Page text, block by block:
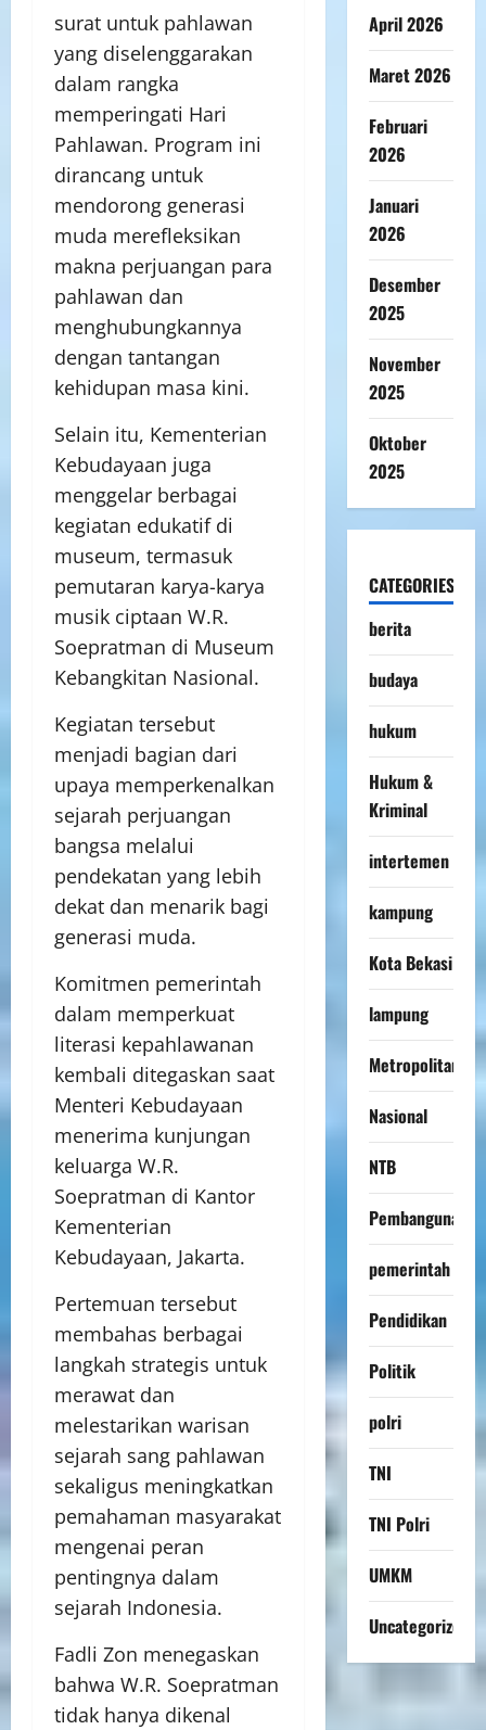
surat untuk pahlawan
yang diselenggarakan
dalam rangka
memperingati Hari
Pahlawan. Program ini
dirancang untuk
mendorong generasi
muda merefleksikan
makna perjuangan para
pahlawan dan
menghubungkannya
dengan tantangan
kehidupan masa kini.
Selain itu, Kementerian
Kebudayaan juga
menggelar berbagai
kegiatan edukatif di
museum, termasuk
pemutaran karya-karya
musik ciptaan W.R.
Soepratman di Museum
Kebangkitan Nasional.
Kegiatan tersebut
menjadi bagian dari
upaya memperkenalkan
sejarah perjuangan
bangsa melalui
pendekatan yang lebih
dekat dan menarik bagi
generasi muda.
Komitmen pemerintah
dalam memperkuat
literasi kepahlawanan
kembali ditegaskan saat
Menteri Kebudayaan
menerima kunjungan
keluarga W.R.
Soepratman di Kantor
Kementerian
Kebudayaan, Jakarta.
Pertemuan tersebut
membahas berbagai
langkah strategis untuk
merawat dan
melestarikan warisan
sejarah sang pahlawan
sekaligus meningkatkan
pemahaman masyarakat
mengenai peran
pentingnya dalam
sejarah Indonesia.
Fadli Zon menegaskan
bahwa W.R. Soepratman
tidak hanya dikenal
April 2026
Maret 2026
Februari
2026
Januari
2026
Desember
2025
November
2025
Oktober
2025
CATEGORIES
berita
budaya
hukum
Hukum &
Kriminal
intertemen
kampung
Kota Bekasi
lampung
Metropolitan
Nasional
NTB
Pembangunan
pemerintah
Pendidikan
Politik
polri
TNI
TNI Polri
UMKM
Uncategorized